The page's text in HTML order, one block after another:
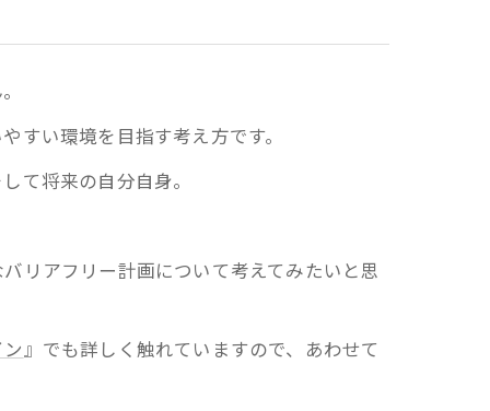
すい環境を目指す考え方です。
て将来の自分自身。
リアフリー計画について考えてみたいと思
』でも詳しく触れていますので、あわせて